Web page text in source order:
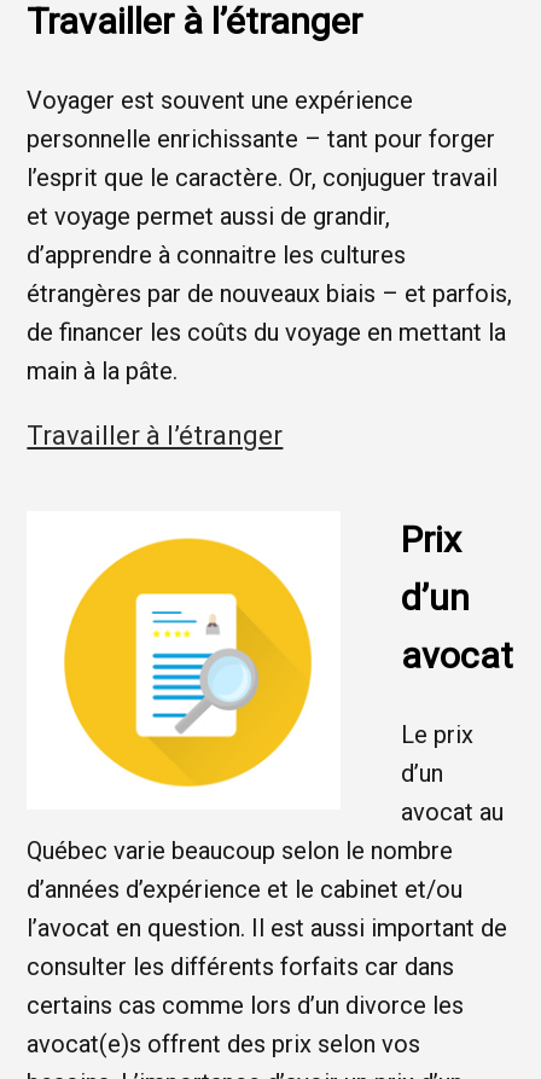
Travailler à l’étranger
Voyager est souvent une expérience
personnelle enrichissante – tant pour forger
l’esprit que le caractère. Or, conjuguer travail
et voyage permet aussi de grandir,
d’apprendre à connaitre les cultures
étrangères par de nouveaux biais – et parfois,
de financer les coûts du voyage en mettant la
main à la pâte.
Travailler à l’étranger
Prix
d’un
avocat
Le prix
d’un
avocat au
Québec varie beaucoup selon le nombre
d’années d’expérience et le cabinet et/ou
l’avocat en question. Il est aussi important de
consulter les différents forfaits car dans
certains cas comme lors d’un divorce les
avocat(e)s offrent des prix selon vos